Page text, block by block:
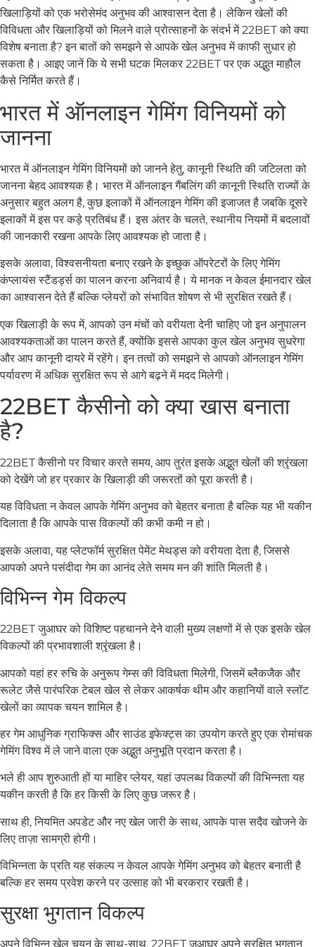
खिलाड़ियों को एक भरोसेमंद अनुभव की आश्वासन देता है। लेकिन खेलों की
विविधता और खिलाड़ियों को मिलने वाले प्रोत्साहनों के संदर्भ में 22BET को क्या
विशेष बनाता है? इन बातों को समझने से आपके खेल अनुभव में काफी सुधार हो
सकता है। आइए जानें कि ये सभी घटक मिलकर 22BET पर एक अद्भुत माहौल
कैसे निर्मित करते हैं।
भारत में ऑनलाइन गेमिंग विनियमों को
जानना
भारत में ऑनलाइन गेमिंग विनियमों को जानने हेतु, कानूनी स्थिति की जटिलता को
जानना बेहद आवश्यक है। भारत में ऑनलाइन गैंबलिंग की कानूनी स्थिति राज्यों के
अनुसार बहुत अलग है, कुछ इलाकों में ऑनलाइन गेमिंग की इजाजत है जबकि दूसरे
इलाकों में इस पर कड़े प्रतिबंध हैं। इस अंतर के चलते, स्थानीय नियमों में बदलावों
की जानकारी रखना आपके लिए आवश्यक हो जाता है।
इसके अलावा, विश्वसनीयता बनाए रखने के इच्छुक ऑपरेटरों के लिए गेमिंग
कंप्लायंस स्टैंडर्ड्स का पालन करना अनिवार्य है। ये मानक न केवल ईमानदार खेल
का आश्वासन देते हैं बल्कि प्लेयरों को संभावित शोषण से भी सुरक्षित रखते हैं।
एक खिलाड़ी के रूप में, आपको उन मंचों को वरीयता देनी चाहिए जो इन अनुपालन
आवश्यकताओं का पालन करते हैं, क्योंकि इससे आपका कुल खेल अनुभव सुधरेगा
और आप कानूनी दायरे में रहेंगे। इन तत्वों को समझने से आपको ऑनलाइन गेमिंग
पर्यावरण में अधिक सुरक्षित रूप से आगे बढ़ने में मदद मिलेगी।
22BET कैसीनो को क्या खास बनाता
है?
22BET कैसीनो पर विचार करते समय, आप तुरंत इसके अद्भुत खेलों की श्रृंखला
को देखेंगे जो हर प्रकार के खिलाड़ी की जरूरतों को पूरा करती है।
यह विविधता न केवल आपके गेमिंग अनुभव को बेहतर बनाता है बल्कि यह भी यकीन
दिलाता है कि आपके पास विकल्पों की कभी कमी न हो।
इसके अलावा, यह प्लेटफॉर्म सुरक्षित पेमेंट मेथड्स को वरीयता देता है, जिससे
आपको अपने पसंदीदा गेम का आनंद लेते समय मन की शांति मिलती है।
विभिन्न गेम विकल्प
22BET जुआघर को विशिष्ट पहचानने देने वाली मुख्य लक्षणों में से एक इसके खेल
विकल्पों की प्रभावशाली श्रृंखला है।
आपको यहां हर रुचि के अनुरूप गेम्स की विविधता मिलेगी, जिसमें ब्लैकजैक और
रूलेट जैसे पारंपरिक टेबल खेल से लेकर आकर्षक थीम और कहानियों वाले स्लॉट
खेलों का व्यापक चयन शामिल है।
हर गेम आधुनिक ग्राफिक्स और साउंड इफेक्ट्स का उपयोग करते हुए एक रोमांचक
गेमिंग विश्व में ले जाने वाला एक अद्भुत अनुभूति प्रदान करता है।
भले ही आप शुरुआती हों या माहिर प्लेयर, यहां उपलब्ध विकल्पों की विभिन्नता यह
यकीन करती है कि हर किसी के लिए कुछ जरूर है।
साथ ही, नियमित अपडेट और नए खेल जारी के साथ, आपके पास सदैव खोजने के
लिए ताज़ा सामग्री होगी।
विभिन्नता के प्रति यह संकल्प न केवल आपके गेमिंग अनुभव को बेहतर बनाती है
बल्कि हर समय प्रवेश करने पर उत्साह को भी बरकरार रखती है।
सुरक्षा भुगतान विकल्प
अपने विभिन्न खेल चयन के साथ-साथ, 22BET जुआघर अपने सुरक्षित भुगतान